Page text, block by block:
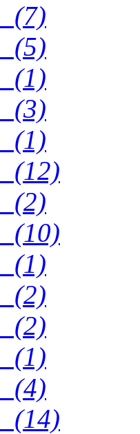
(7)
(5)
(1)
(3)
(1)
(12)
(2)
(10)
(1)
(2)
(2)
(1)
(4)
(14)